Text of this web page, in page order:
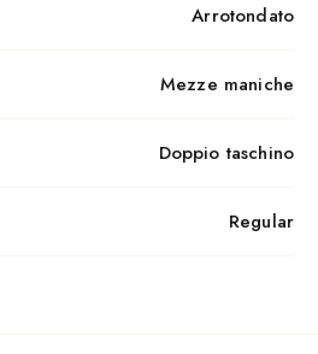
Arrotondato
Mezze maniche
Doppio taschino
Regular